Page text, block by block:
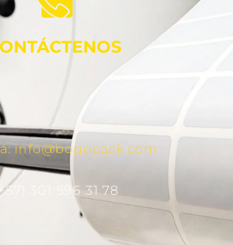
info@bogopack.com
301 596 31 78